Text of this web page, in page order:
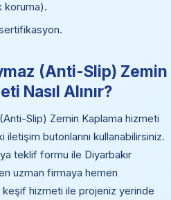
koruma).
(Anti-Slip) Zemin
Nasıl Alınır?
Slip) Zemin Kaplama hizmeti
iletişim butonlarını kullanabilirsiniz.
teklif formu ile Diyarbakır
uzman firmaya hemen
hizmeti ile projeniz yerinde